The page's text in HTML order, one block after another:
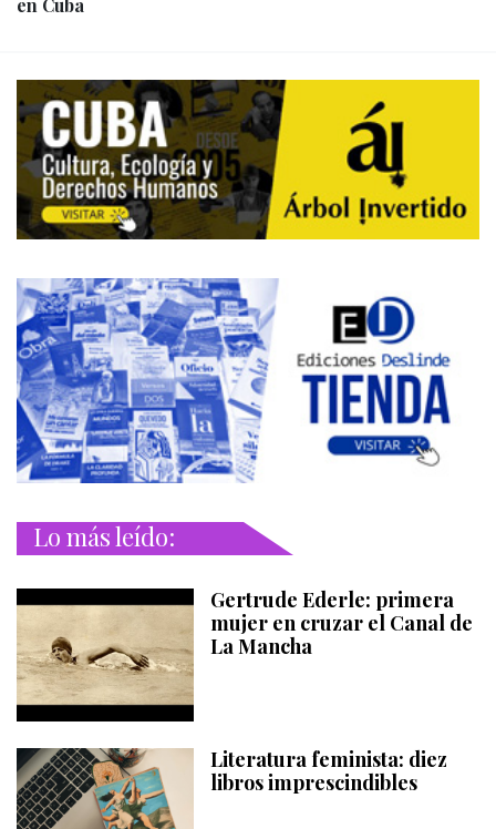
en Cuba
Lo más leído:
Gertrude Ederle: primera
mujer en cruzar el Canal de
La Mancha
Literatura feminista: diez
libros imprescindibles